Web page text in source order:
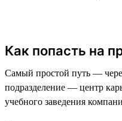
Как попасть на
Самый простой путь —
подразделение — центр
учебного заведения